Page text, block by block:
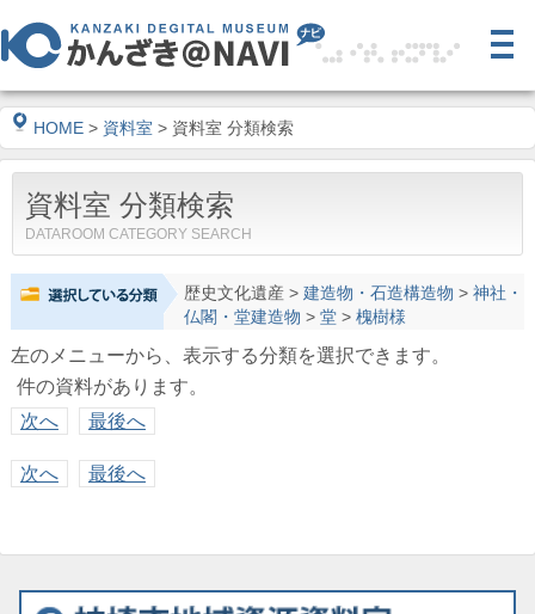
HOME > 資料室 > 資料室 分類検索
資料室 分類検索
DATAROOM CATEGORY SEARCH
歴史文化遺産> 建造物・石造構造物 > 神社・
仏閣・堂建造物 > 堂> 槐樹様
左のメニューから、表示する分類を選択できます。
件の資料があります。
次へ
最後へ
次へ 最後へ